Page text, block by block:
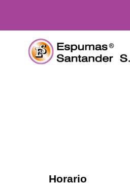
contenido
Horario